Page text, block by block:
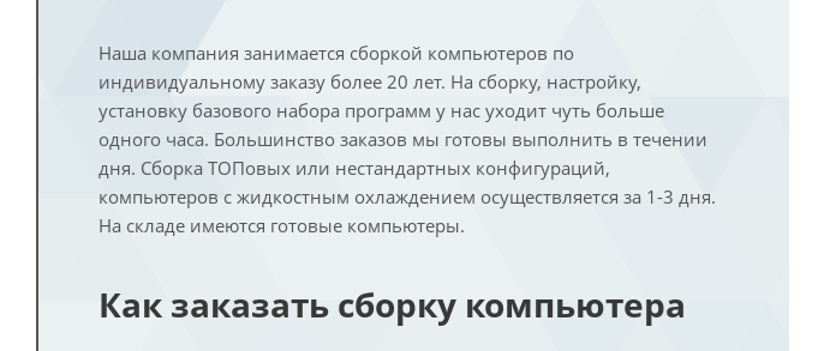
Наша компания занимается сборкой компьютеров по
индивидуальному заказу более 20 лет. На сборку, настройку,
установку базового набора программ у нас уходит чуть больше
одного часа. Большинство заказов мы готовы выполнить в течении
дня. Сборка ТОПовых или нестандартных конфигураций,
компьютеров с жидкостным охлаждением осуществляется за 1-3 дня.
На складе имеются готовые компьютеры.
Как заказать сборку компьютера